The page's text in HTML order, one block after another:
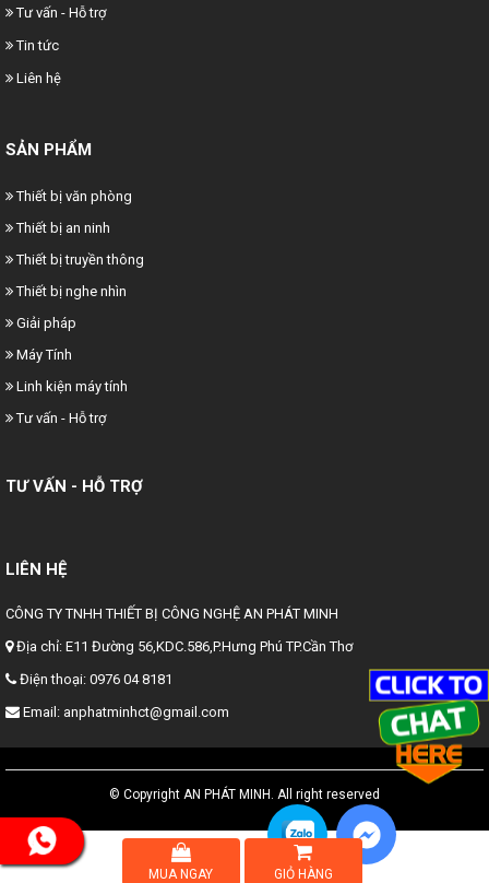
MUA NGAY GIỎ HÀNG
Tư vấn - Hỗ trợ
Tin tức
Liên hệ
SẢN PHẨM
Thiết bị văn phòng
Thiết bị an ninh
Thiết bị truyền thông
Thiết bị nghe nhìn
Giải pháp
Máy Tính
Linh kiện máy tính
Tư vấn - Hỗ trợ
TƯ VẤN - HỖ TRỢ
LIÊN HỆ
CÔNG TY TNHH THIẾT BỊ CÔNG NGHỆ AN PHÁT MINH
Địa chỉ: E11 Đường 56,KDC.586,P.Hưng Phú TP.Cần Thơ
Điện thoại: 0976 04 8181
Email: anphatminhct@gmail.com
© Copyright AN PHÁT MINH. All right reserved